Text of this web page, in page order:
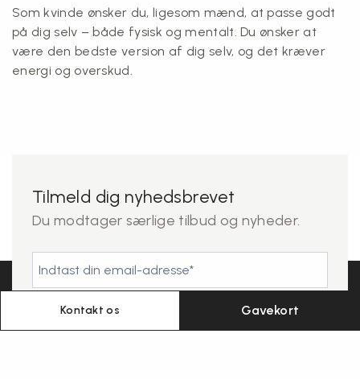
Som kvinde ønsker du, ligesom mænd, at passe godt
på dig selv – både fysisk og mentalt. Du ønsker at
være den bedste version af dig selv, og det kræver
energi og overskud.
Kontakt os Gavekort
Tilmeld dig nyhedsbrevet
Du modtager særlige tilbud og nyheder.